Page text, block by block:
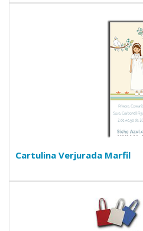
Cartulina Verjurada Marfil